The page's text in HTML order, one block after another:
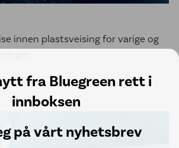
fra Bluegreen rett i
innboksen
på vårt nyhetsbrev
innen plastsveising for varige og